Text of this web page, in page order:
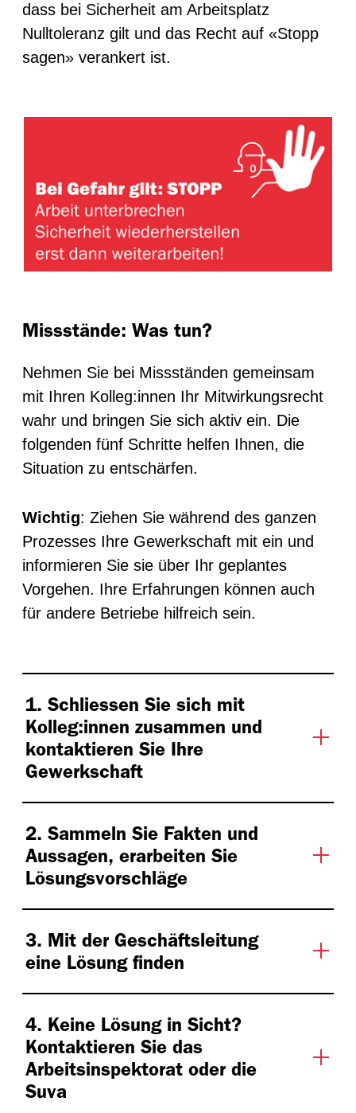
dass bei Sicherheit am Arbeitsplatz
Nulltoleranz gilt und das Recht auf «Stopp
sagen» verankert ist.
Missstände: Was tun?
Nehmen Sie bei Missständen gemeinsam
mit Ihren Kolleg:innen Ihr Mitwirkungsrecht
wahr und bringen Sie sich aktiv ein. Die
folgenden fünf Schritte helfen Ihnen, die
Situation zu entschärfen.
Wichtig: Ziehen Sie während des ganzen
Prozesses Ihre Gewerkschaft mit ein und
informieren Sie sie über Ihr geplantes
Vorgehen. Ihre Erfahrungen können auch
für andere Betriebe hilfreich sein.
1. Schliessen Sie sich mit
Kolleg:innen zusammen und
kontaktieren Sie Ihre
Gewerkschaft
2. Sammeln Sie Fakten und
Aussagen, erarbeiten Sie
Lösungsvorschläge
3. Mit der Geschäftsleitung
eine Lösung finden
4. Keine Lösung in Sicht?
Kontaktieren Sie das
Arbeitsinspektorat oder die
Suva